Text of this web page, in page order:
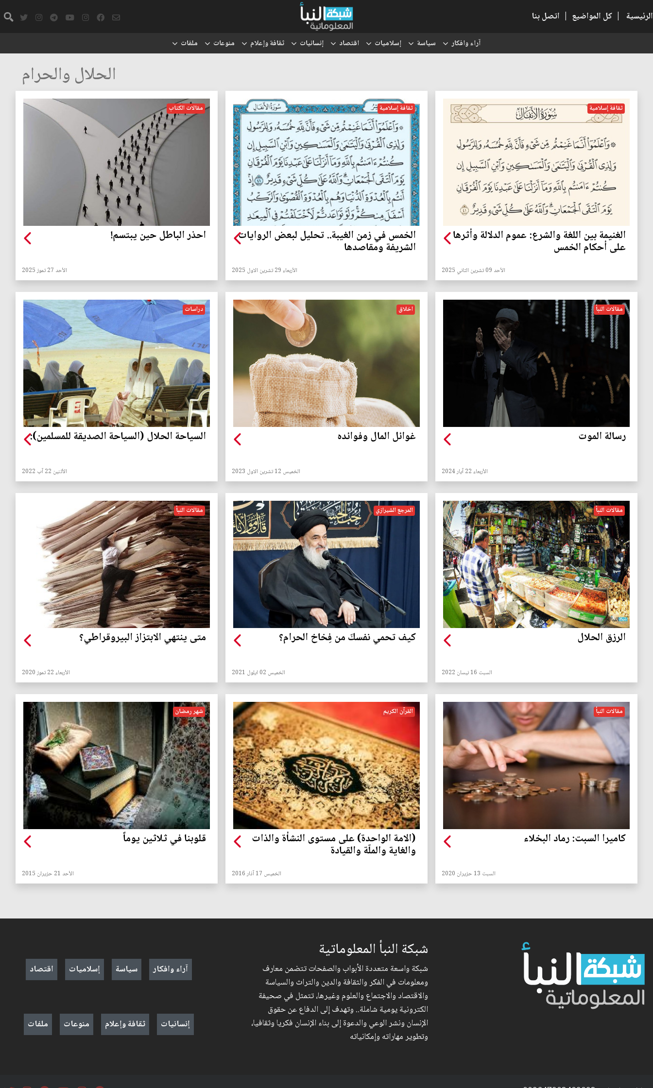
الرئيسية | كل المواضيع | اتصل بنا
آراء وافكار سياسة إسلاميات اقتصاد إنسانيات ثقافة وإعلام منوعات ملفات
الحلال والحرام
ثقافة إسلامية
الغنيمة بين اللغة والشرع: عموم الدلالة وأثرها
على أحكام الخمس
الأحد 09 تشرين الثاني 2025
ثقافة إسلامية
الخمس في زمن الغيبة.. تحليل لبعض الروايات
الشريفة ومقاصدها
الأربعاء 29 تشرين الاول 2025
مقالات الكتاب
احذر الباطل حين يبتسم!
الأحد 27 تموز 2025
مقالات النبأ
رسالة الموت
الأربعاء 22 آيار 2024
اخلاق
غوائل المال وفوائده
الخميس 12 تشرين الاول 2023
دراسات
السياحة الحلال (السياحة الصديقة للمسلمين):
الأثنين 22 آب 2022
مقالات النبأ
الرزق الحلال
السبت 16 نيسان 2022
المرجع الشيرازي
كيف تحمي نفسكَ من فِخاخ الحرام؟
الخميس 02 ايلول 2021
مقالات النبأ
متى ينتهي الابتزاز البيروقراطي؟
الأربعاء 22 تموز 2020
مقالات النبأ
كاميرا السبت: رماد البخلاء
السبت 13 حزيران 2020
القرآن الكريم
(الامة الواحدة) على مستوى النشأة والذات
والغاية والملّة والقيادة
الخميس 17 آذار 2016
شهر رمضان
قلوبنا في ثلاثين يوماً
الأحد 21 حزيران 2015
شبكة النبأ المعلوماتية
شبكة واسعة متعددة الأبواب والصفحات تتضمن معارف
ومعلومات في الفكر والثقافة والدين والتراث والسياسة
والاقتصاد والاجتماع والعلوم وغيرها، تتمثل في صحيفة
الكترونية يومية شاملة.. وتهدف إلى الدفاع عن حقوق
الإنسان ونشر الوعي والدعوة إلى بناء الإنسان فكريا وثقافيا،
وتطوير مهاراته وإمكانياته
آراء وافكار سياسة إسلاميات اقتصاد
إنسانيات ثقافة وإعلام منوعات ملفات